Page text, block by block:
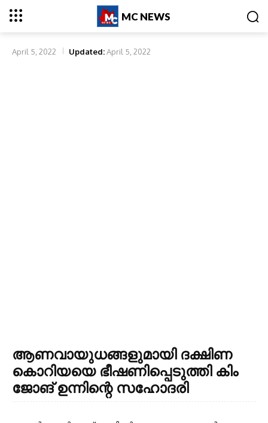
MC NEWS
April 5, 2022 Updated:April 5, 2022
ആണവായുധങ്ങളുമായി ദക്ഷിണ
കൊറിയയെ ഭീഷണിപ്പെടുത്തി കിം
ജോങ് ഉന്നിന്റെ സഹോദരി